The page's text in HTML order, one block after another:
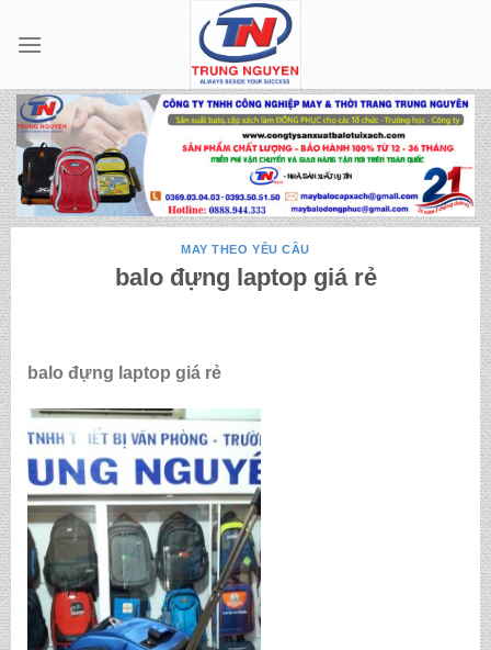
MAY THEO YÊU CẦU
balo đựng laptop giá rẻ
balo đựng laptop giá rẻ